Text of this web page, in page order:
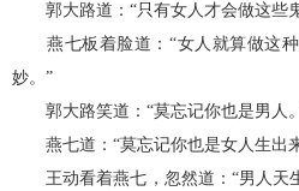
郭大路道：“只有女人才会做这些
燕七板着脸道：“女人就算做这种
妙。”
郭大路笑道：“莫忘记你也是男人
燕七道：“莫忘记你也是女人生出
王动看着燕七，忽然道：“男人天